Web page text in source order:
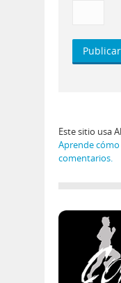
Este sitio usa
Aprende
comentarios.